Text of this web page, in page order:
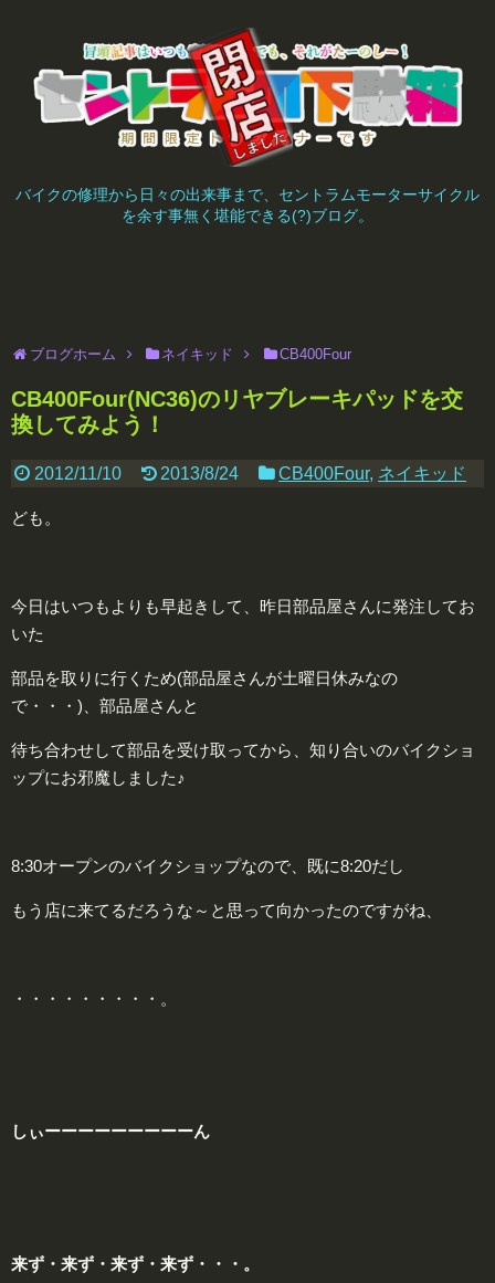
バイクの修理から日々の出来事まで、セントラムモーターサイクル
を余す事無く堪能できる(?)ブログ。
ブログホーム ネイキッド CB400Four
CB400Four(NC36)のリヤブレーキパッドを交
換してみよう！
2012/11/10 2013/8/24 CB400Four, ネイキッド
ども。
今日はいつもよりも早起きして、昨日部品屋さんに発注してお
いた
部品を取りに行くため(部品屋さんが土曜日休みなの
で・・・)、部品屋さんと
待ち合わせして部品を受け取ってから、知り合いのバイクショ
ップにお邪魔しました♪
8:30オープンのバイクショップなので、既に8:20だし
もう店に来てるだろうな～と思って向かったのですがね、
・・・・・・・・・。
しぃーーーーーーーーーん
来ず・ 来ず・ 来ず・ 来ず・・・。